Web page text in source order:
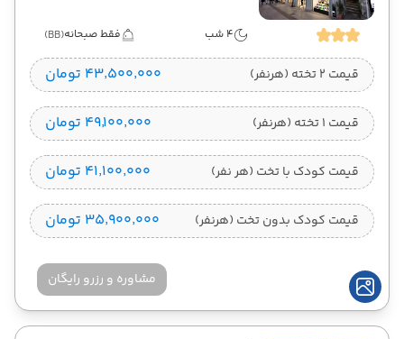
4 شب فقط صبحانه(BB)
قیمت 2 تخته (هرنفر) ۴۳٬۵۰۰٬۰۰۰ تومان
قیمت 1 تخته (هرنفر) ۴۹٬۱۰۰٬۰۰۰ تومان
قیمت کودک با تخت (هر نفر) ۴۱٬۱۰۰٬۰۰۰ تومان
قیمت کودک بدون تخت (هرنفر) ۳۵٬۹۰۰٬۰۰۰ تومان
مشاوره و رزرو رایگان